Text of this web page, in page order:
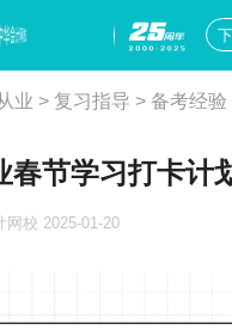
业 > 复习指导 > 备考经验
春节学习打卡计
网校 2025-01-20